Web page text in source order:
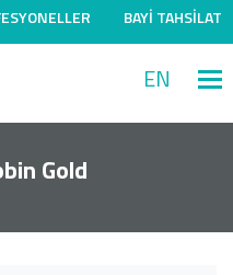
BAYİ TAHSİLAT
EN
Gold